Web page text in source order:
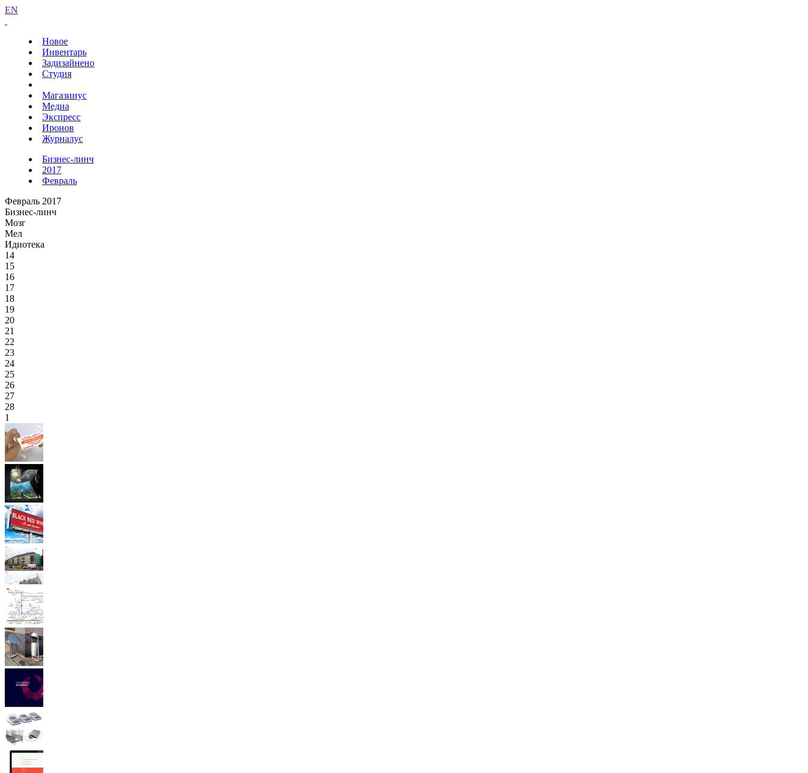
EN
Новое
Инвентарь
Задизайнено
Студия
Магазинус
Медиа
Экспресс
Иронов
Журналус
Бизнес-линч
2017
Февраль
Февраль 2017
Бизнес-линч
Мозг
Мел
Идиотека
14
15
16
17
18
19
20
21
22
23
24
25
26
27
28
1